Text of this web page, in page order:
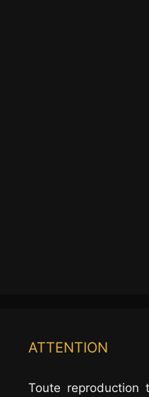
ATTENTION
Toute reproduction